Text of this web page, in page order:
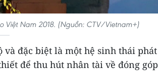
Việt Nam 2018. (Nguồn: CTV/Vietnam+)
đặc biệt là một hệ sinh thái phát
để thu hút nhân tài về đóng góp